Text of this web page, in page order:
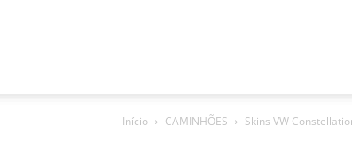
Início CAMINHÕES Skins VW